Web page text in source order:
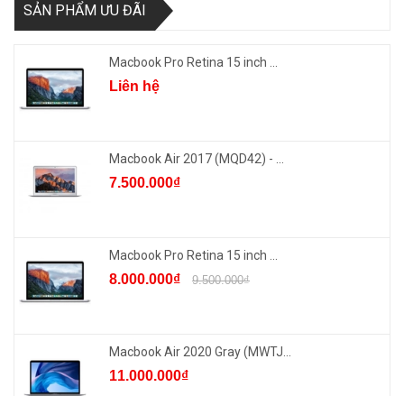
SẢN PHẨM ƯU ĐÃI
Macbook Pro Retina 15 inch ...
Liên hệ
Macbook Air 2017 (MQD42) - ...
7.500.000₫
Macbook Pro Retina 15 inch ...
8.000.000₫ 9.500.000₫
Macbook Air 2020 Gray (MWTJ...
11.000.000₫